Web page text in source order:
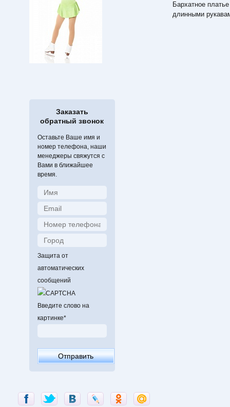
Заказать
обратный звонок
Оставьте Ваше имя и
номер телефона, наши
менеджеры свяжутся с
Вами в ближайшее
время.
Защита от
автоматических
сообщений
Введите слово на
картинке*
Бархатное
длинными